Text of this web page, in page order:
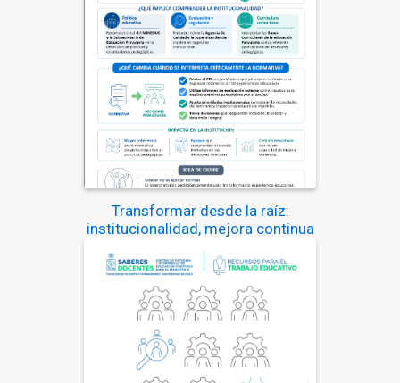
Transformar desde la raíz:
institucionalidad, mejora continua